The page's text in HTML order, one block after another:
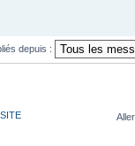
depuis :